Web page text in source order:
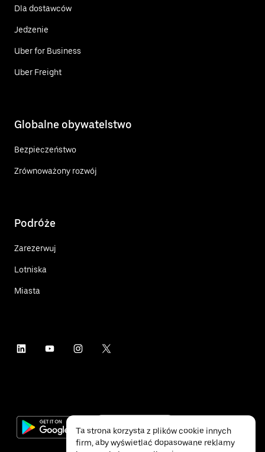
Dla dostawców
Jedzenie
Uber for Business
Uber Freight
Globalne obywatelstwo
Bezpieczeństwo
Zrównoważony rozwój
Podróże
Zarezerwuj
Lotniska
Miasta
Ta strona korzysta z plików cookie innych
firm, aby wyświetlać dopasowane reklamy